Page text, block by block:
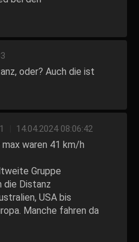
oder? Auch die ist
14.04.2024 08:06:42
waren 41 km/h
Gruppe
die Distanz
USA bis
Manche fahren da